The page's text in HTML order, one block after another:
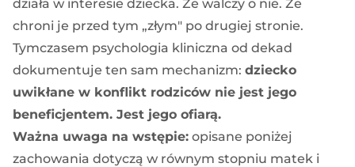
działa w interesie dziecka. Że walczy o nie. Że
chroni je przed tym „złym" po drugiej stronie.
Tymczasem psychologia kliniczna od dekad
dokumentuje ten sam mechanizm: dziecko
uwikłane w konflikt rodziców nie jest jego
beneficjentem. Jest jego ofiarą.
Ważna uwaga na wstępie: opisane poniżej
zachowania dotyczą w równym stopniu matek i